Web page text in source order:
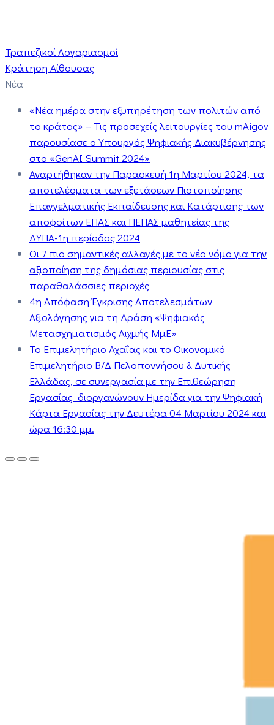
Τραπεζικοί Λογαριασμοί
Κράτηση Αίθουσας
Νέα
«Νέα ημέρα στην εξυπηρέτηση των πολιτών από
το κράτος» – Τις προσεχείς λειτουργίες του mAigov
παρουσίασε ο Υπουργός Ψηφιακής Διακυβέρνησης
στο «GenAI Summit 2024»
Αναρτήθηκαν την Παρασκευή 1η Μαρτίου 2024, τα
αποτελέσματα των εξετάσεων Πιστοποίησης
Επαγγελματικής Εκπαίδευσης και Κατάρτισης των
αποφοίτων ΕΠΑΣ και ΠΕΠΑΣ μαθητείας της
ΔΥΠΑ-1η περίοδος 2024
Οι 7 πιο σημαντικές αλλαγές με το νέο νόμο για την
αξιοποίηση της δημόσιας περιουσίας στις
παραθαλάσσιες περιοχές
4η Απόφαση Έγκρισης Αποτελεσμάτων
Αξιολόγησης για τη Δράση «Ψηφιακός
Μετασχηματισμός Αιχμής ΜμΕ»
Το Επιμελητήριο Αχαΐας και το Οικονομικό
Επιμελητήριο Β/Δ Πελοποννήσου & Δυτικής
Ελλάδας, σε συνεργασία με την Επιθεώρηση
Εργασίας διοργανώνουν Ημερίδα για την Ψηφιακή
Κάρτα Εργασίας την Δευτέρα 04 Μαρτίου 2024 και
ώρα 16:30 μμ.